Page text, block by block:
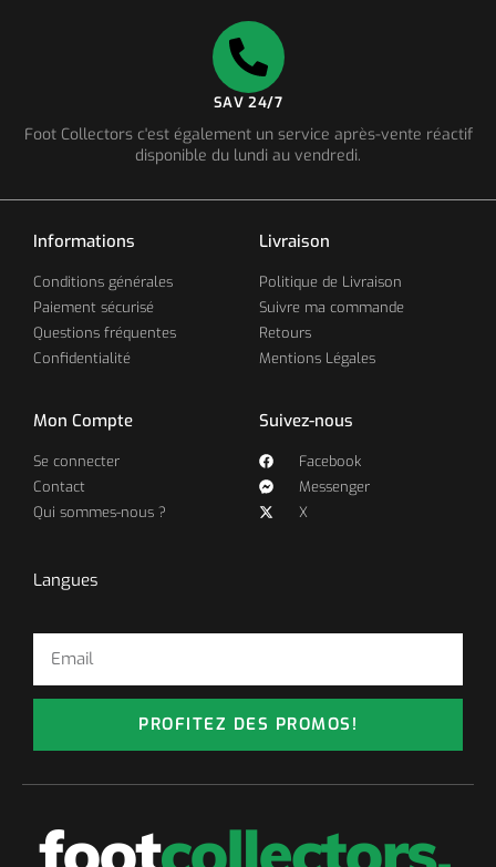
SAV 24/7
Foot Collectors c'est également un service après-vente réactif
disponible du lundi au vendredi.
Informations
Conditions générales
Paiement sécurisé
Questions fréquentes
Confidentialité
Livraison
Politique de Livraison
Suivre ma commande
Retours
Mentions Légales
Mon Compte
Se connecter
Contact
Qui sommes-nous ?
Suivez-nous
Facebook
Messenger
X
Langues
PROFITEZ DES PROMOS!